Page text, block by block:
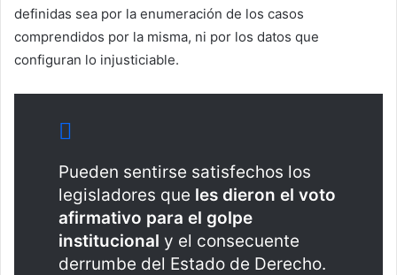
definidas sea por la enumeración de los casos
comprendidos por la misma, ni por los datos que
configuran lo injusticiable.
Pueden sentirse satisfechos los
legisladores que les dieron el voto
afirmativo para el golpe
institucional y el consecuente
derrumbe del Estado de Derecho.